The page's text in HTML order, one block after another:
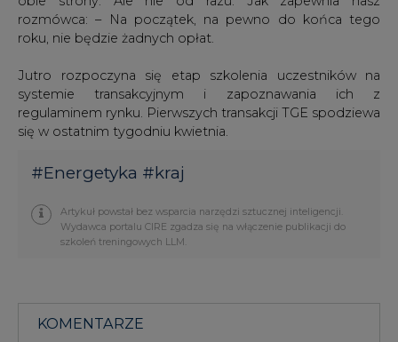
rozmówca: – Na początek, na pewno do końca tego
roku, nie będzie żadnych opłat.
Jutro rozpoczyna się etap szkolenia uczestników na
systemie transakcyjnym i zapoznawania ich z
regulaminem rynku. Pierwszych transakcji TGE spodziewa
się w ostatnim tygodniu kwietnia.
#Energetyka #kraj
Artykuł powstał bez wsparcia narzędzi sztucznej inteligencji.
Wydawca portalu CIRE zgadza się na włączenie publikacji do
szkoleń treningowych LLM.
KOMENTARZE